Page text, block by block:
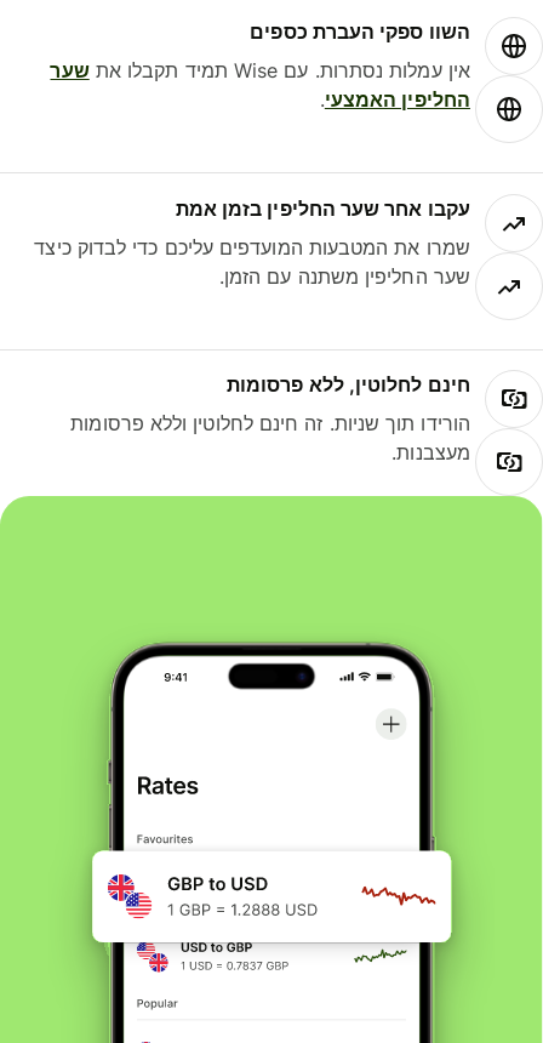
השוו ספקי העברת כספים
אין עמלות נסתרות. עם Wise תמיד תקבלו את
שער
החליפין האמצעי.
עקבו אחר שער החליפין בזמן אמת
שמרו את המטבעות המועדפים עליכם כדי לבדוק כיצד
שער החליפין משתנה עם הזמן.
חינם לחלוטין, ללא פרסומות
הורידו תוך שניות. זה חינם לחלוטין וללא פרסומות
מעצבנות.